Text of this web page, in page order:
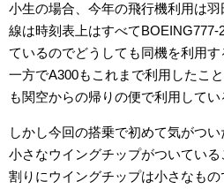
小生の場合、今年の飛行機利用は
線は時刻表上はすべてBOEING777-
ているのでどうしても同機を利用す
一方でA300もこれまで利用したこ
も関空からの帰りの便で利用してい
しかし今回の搭乗で初めて気がつ
小さなウイングチップがついてい
割りにウイングチップは小さなも